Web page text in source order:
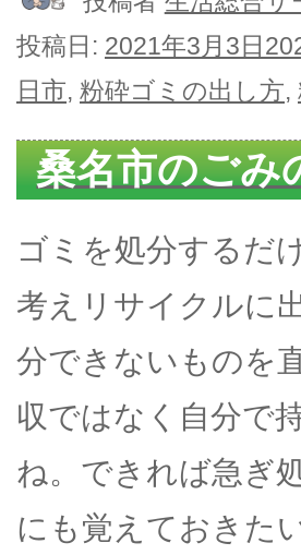
投稿日: 2021年3月3日
日市, 粉砕ゴミの出し方,
桑名市のごみ
ゴミを処分するだ
考えリサイクルに
分できないものを
収ではなく自分で
ね。できれば急ぎ
にも覚えておきた